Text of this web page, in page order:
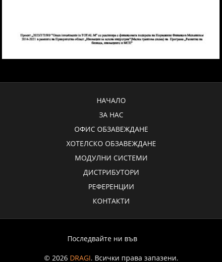
НАЧАЛО
ЗА НАС
ОФИС ОБЗАВЕЖДАНЕ
ХОТЕЛСКО ОБЗАВЕЖДАНЕ
МОДУЛНИ СИСТЕМИ
ДИСТРИБУТОРИ
РЕФЕРЕНЦИИ
КОНТАКТИ
Последвайте ни във
© 2026 DRAGI. Всички права запазени.